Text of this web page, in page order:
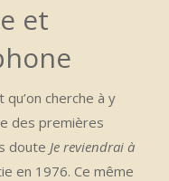
et
cherche à y
des premières
doute Je reviendrai à
en 1976. Ce même